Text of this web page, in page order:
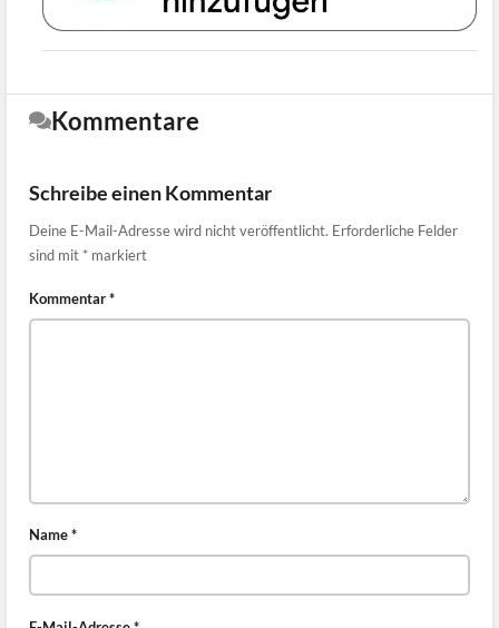
Kommentare
Schreibe einen Kommentar
Deine E-Mail-Adresse wird nicht veröffentlicht. Erforderliche Felder
sind mit * markiert
Kommentar*
Name*